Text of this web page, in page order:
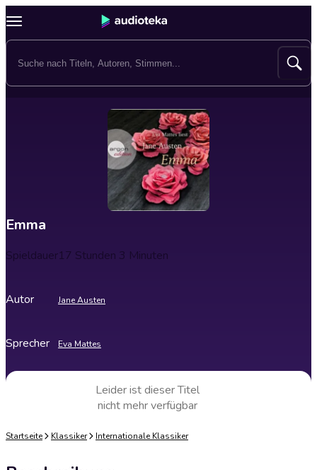
Emma
Spieldauer17 Stunden 3 Minuten
Autor Jane Austen
Sprecher Eva Mattes
Leider ist dieser Titel
nicht mehr verfügbar
Startseite Klassiker Internationale Klassiker